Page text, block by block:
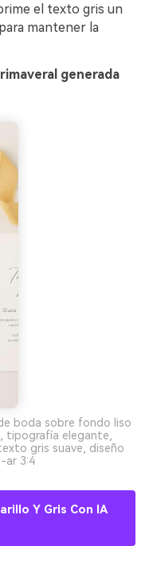
el texto gris un
mantener la
generada
boda sobre fondo liso
tipografía elegante,
gris suave, diseño
ar 3:4
Y Gris Con IA